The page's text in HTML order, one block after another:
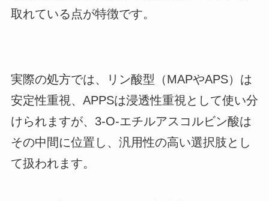
取れている点が特徴です。
実際の処方では、リン酸型（MAPやAPS）は
安定性重視、APPSは浸透性重視として使い分
けられますが、3-O-エチルアスコルビン酸は
その中間に位置し、汎用性の高い選択肢とし
て扱われます。